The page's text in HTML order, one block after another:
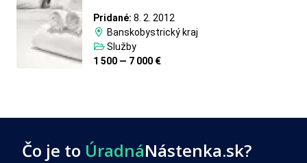
Pridané: 8. 2. 2012
Banskobystrický kraj
Služby
1 500 — 7 000 €
Čo je to ÚradnáNástenka.sk?